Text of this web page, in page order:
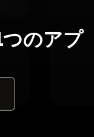
のアプ